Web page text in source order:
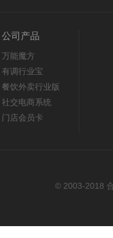
公司产品
万能魔方
有调行业宝
餐饮外卖行业版
社交电商系统
门店会员卡
© 2003-2018